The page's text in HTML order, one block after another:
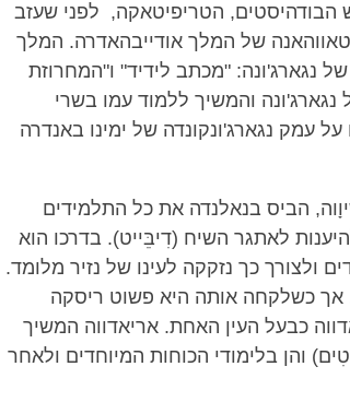
הבודהיסטים, הטריפיטאקה, לפני שעזב
של המלך אודייבהאדרה. המלך
נגארג'ונה: "מכתב לידיד" ו"המחרוזת
והמשיך ללמוד עמו בשרי
עמק נגארג'ונקונדה של ימינו באנדרה
הביס בנאלנדה את כל התלמידים
לאתגר השיח (דִיבֵּייט). בדרכו הוא
ולצורך כך נזקקה לעינו של נזיר מלומד.
אך כשלקחה אותה היא פשוט ריסקה
כבעל העין האחת. אריאדווה המשיך
והן בלימודי הכוחות המיוחדים ולאחר